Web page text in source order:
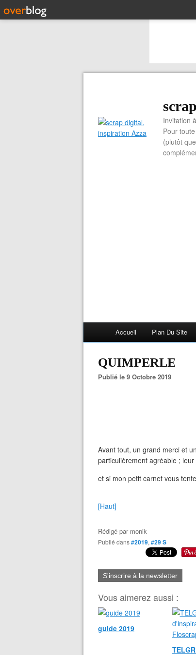
Invitation
Pour
(plutôt
Accueil Plan Du Site
QUIMPERLE
Publié le 9 Octobre 2019
Avant tout, un grand merci et
particulièrement agréable ; leur
et si mon petit carnet vous
[Haut]
Rédigé par monik
Publié dans#2019, #29 S
S'inscrire à la newsletter
Vous aimerez aussi :
guide 2019